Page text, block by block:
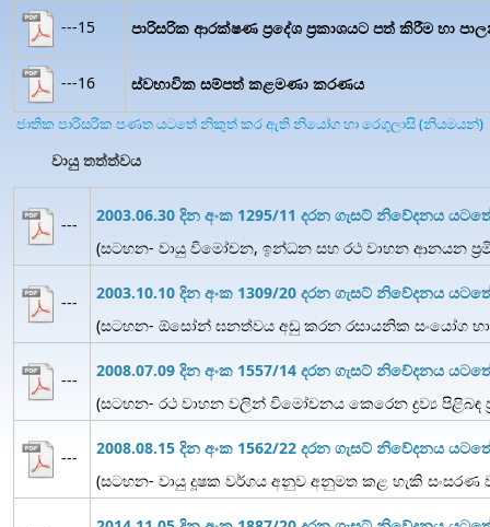
---15 පාරිසරික ආරක්ෂණ ප්‍රදේශ ප්‍රකාශයට පත් කිරීම හා
---16 ස්වභාවික සම්පත් කළමණා කරණය
ජාතික පාරිසරික පණත යටතේ නිකුත් කර ඇති නියෝග හා රෙගුලාසි (නියමයන්)
වායු තත්ත්වය
---
2003.06.30 දින අංක 1295/11 දරන ගැසට් නිවේදනය
(සටහන- වායු විමෝචන, ඉන්ධන සහ රථ වාහන ආනයන
---
2003.10.10 දින අංක 1309/20 දරන ගැසට් නිවේදනය
(සටහන- ඕසෝන් ඝනත්වය අඩු කරන රසායනික සංයෝග
---
2008.07.09 දින අංක 1557/14 දරන ගැසට් නිවේදනය
(සටහන- රථ වාහන වලින් විමෝචනය කෙරෙන ද්‍රව්‍ය පිළිබඳ
---
2008.08.15 දින අංක 1562/22 දරන ගැසට් නිවේදනය
(සටහන- වායු දූෂක වර්ගය අනුව අනුමත කළ හැකි සංසරණ